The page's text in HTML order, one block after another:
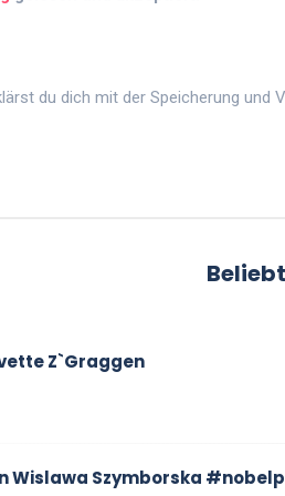
du dich mit der Speicherung und
Z`Graggen
Wislawa Szymborska